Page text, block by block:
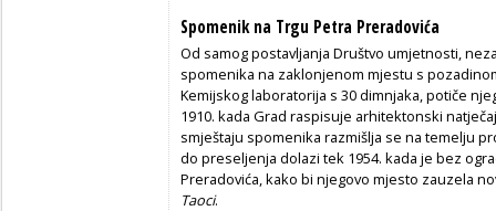
Spomenik na Trgu Petra Preradovića
Od samog postavljanja Društvo umjetnosti,
spomenika na zaklonjenom mjestu s
Kemijskog laboratorija s 30 dimnjaka, potiče
1910. kada Grad raspisuje arhitektonski
smještaju spomenika razmišlja se na temelju
do preseljenja dolazi tek 1954. kada je bez
Preradovića, kako bi njegovo mjesto zauzela
Taoci.